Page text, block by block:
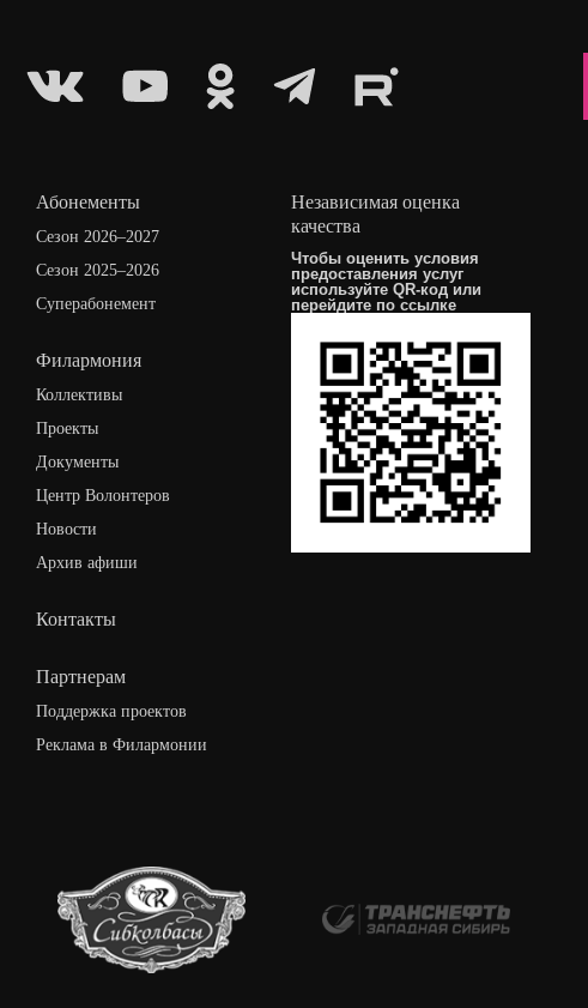
Абонементы
Сезон 2026–2027
Сезон 2025–2026
Суперабонемент
Филармония
Коллективы
Проекты
Документы
Центр Волонтеров
Новости
Архив афиши
Контакты
Партнерам
Поддержка проектов
Реклама в Филармонии
Независимая оценка
качества
Чтобы оценить условия
предоставления услуг
используйте QR-код или
перейдите поссылке